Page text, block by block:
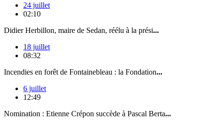
24 juillet
02:10
Didier Herbillon, maire de Sedan, réélu à la prési...
18 juillet
08:32
Incendies en forêt de Fontainebleau : la Fondation...
6 juillet
12:49
Nomination : Etienne Crépon succède à Pascal Berta...